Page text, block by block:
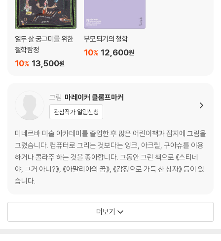
열두 살 궁그미를 위한
철학탐정
13,500원
10%
부모되기의 철학
12,600원
10%
그림 마레이커 클롬프마커
관심작가 알림신청
미네르바 미술 아카데미를 졸업한 후 많은 어린이책과 잡지에 그림을
그렸습니다. 컴퓨터로 그리는 것보다는 잉크, 아크릴, 구아슈를 이용
하거나 콜라주 하는 것을 좋아합니다. 그동안 그린 책으로 《스티네
야, 그거 아니?》, 《아말리아의 꿈》, 《감정으로 가득 찬 상자》 등이 있
습니다.
더보기